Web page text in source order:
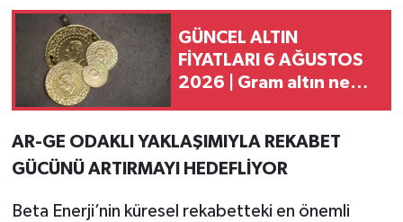
GÜNCEL ALTIN
FİYATLARI 6 AĞUSTOS
2026 | Gram altın ne
AR-GE ODAKLI YAKLAŞIMIYLA REKABET
GÜCÜNÜ ARTIRMAYI HEDEFLİYOR
Beta Enerji’nin küresel rekabetteki en önemli